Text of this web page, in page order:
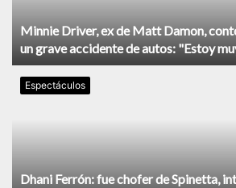
Minnie Driver, ex de Matt Damon,
un grave accidente de autos: "Estoy
estar viva"
Espectáculos
Dhani Ferrón: fue chofer de Spinetta,